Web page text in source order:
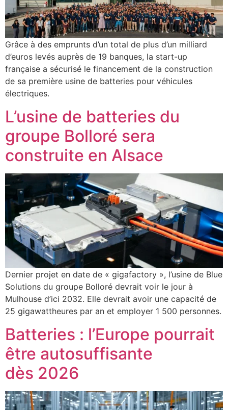
Grâce à des emprunts d’un total de plus d’un milliard
d’euros levés auprès de 19 banques, la start-up
française a sécurisé le financement de la construction
de sa première usine de batteries pour véhicules
électriques.
L’usine de batteries du
groupe Bolloré sera
construite en Alsace
Dernier projet en date de « gigafactory », l’usine de Blue
Solutions du groupe Bolloré devrait voir le jour à
Mulhouse d’ici 2032. Elle devrait avoir une capacité de
25 gigawattheures par an et employer 1 500 personnes.
Batteries : l’Europe pourrait
être autosuffisante
dès 2026